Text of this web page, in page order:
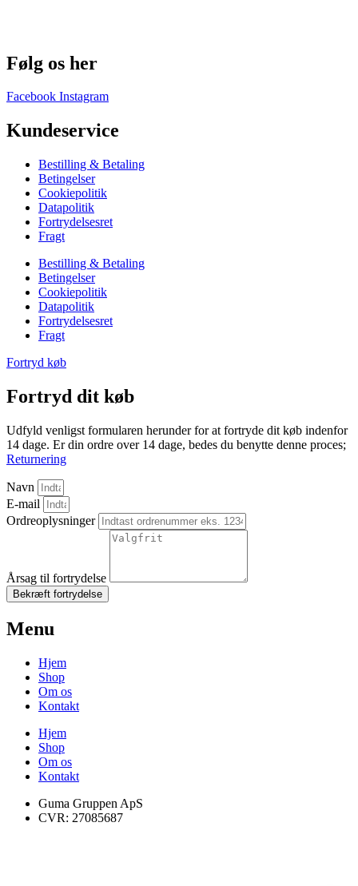
Følg os her
Facebook Instagram
Kundeservice
Bestilling & Betaling
Betingelser
Cookiepolitik
Datapolitik
Fortrydelsesret
Fragt
Bestilling & Betaling
Betingelser
Cookiepolitik
Datapolitik
Fortrydelsesret
Fragt
Fortryd køb
Fortryd dit køb
Udfyld venligst formularen herunder for at fortryde dit køb indenfor
14 dage. Er din ordre over 14 dage, bedes du benytte denne proces;
Returnering
Navn
E-mail
Ordreoplysninger
Årsag til fortrydelse
Bekræft fortrydelse
Menu
Hjem
Shop
Om os
Kontakt
Hjem
Shop
Om os
Kontakt
Guma Gruppen ApS
CVR: 27085687